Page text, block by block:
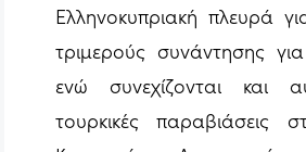
Ελληνοκυπριακή πλευρά
τριμερούς συνάντησης
ενώ συνεχίζονται και
τουρκικές παραβιάσεις